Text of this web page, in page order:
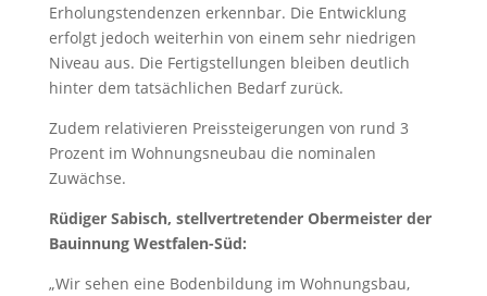
Erholungstendenzen erkennbar. Die Entwicklung
erfolgt jedoch weiterhin von einem sehr niedrigen
Niveau aus. Die Fertigstellungen bleiben deutlich
hinter dem tatsächlichen Bedarf zurück.
Zudem relativieren Preissteigerungen von rund 3
Prozent im Wohnungsneubau die nominalen
Zuwächse.
Rüdiger Sabisch, stellvertretender Obermeister der
Bauinnung Westfalen-Süd:
„Wir sehen eine Bodenbildung im Wohnungsbau,